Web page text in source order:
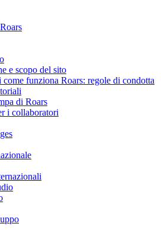
e scopo del sito
funziona Roars: regole di condotta
di Roars
i collaboratori